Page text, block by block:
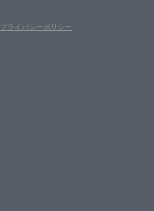
プライバシーポリシー